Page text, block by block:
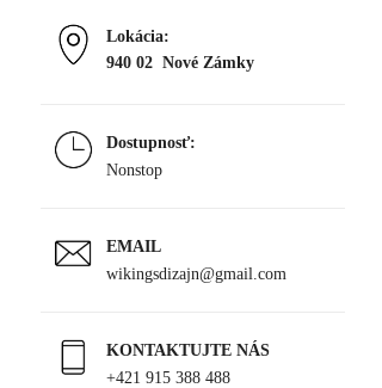
Lokácia:
940 02 Nové Zámky
Dostupnosť:
Nonstop
EMAIL
wikingsdizajn@gmail.com
KONTAKTUJTE NÁS
+421 915 388 488